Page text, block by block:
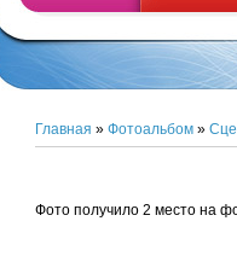
Главная » Фотоальбом »
Фото получило 2 место на